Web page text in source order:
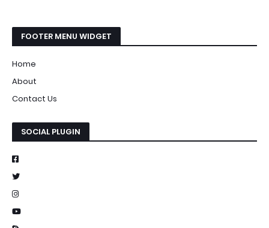
FOOTER MENU WIDGET
Home
About
Contact Us
SOCIAL PLUGIN